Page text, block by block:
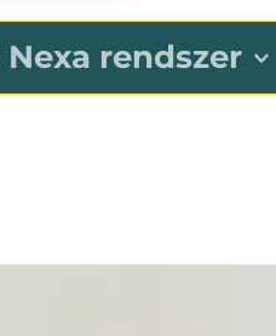
rendszer
implantátumát